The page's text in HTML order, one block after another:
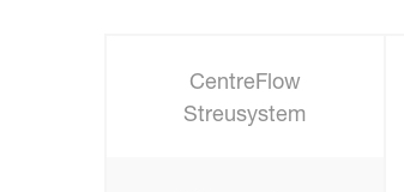
CentreFlow
Streusystem